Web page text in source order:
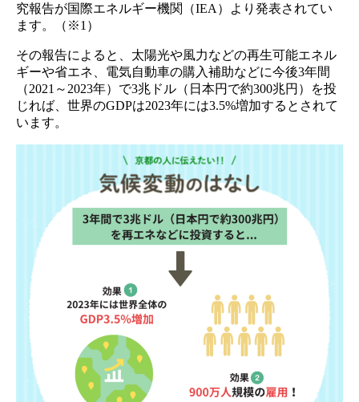
究報告が国際エネルギー機関（IEA）より発表されてい
ます。（※1）
その報告によると、太陽光や風力などの再生可能エネル
ギーや省エネ、電気自動車の購入補助などに今後3年間
（2021～2023年）で3兆ドル（日本円で約300兆円）を投
じれば、世界のGDPは2023年には3.5%増加するとされて
います。